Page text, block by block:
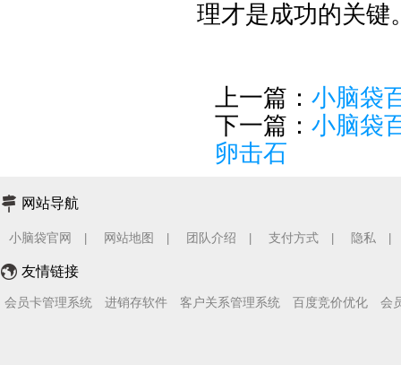
理才是成功的关键
上一篇： 小脑袋
下一篇： 小脑袋
卵击石
网站导航
小脑袋官网 网站地图 团队介绍 支付方式 隐私
友情链接
会员卡管理系统 进销存软件 客户关系管理系统 百度竞价优化 会